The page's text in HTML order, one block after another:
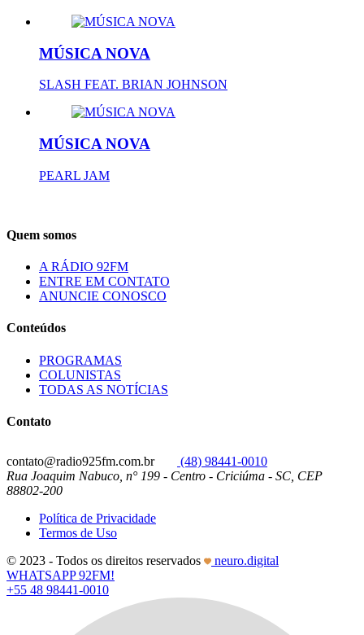
MÚSICA NOVA
SLASH FEAT. BRIAN JOHNSON
MÚSICA NOVA
PEARL JAM
Quem somos
A RÁDIO 92FM
ENTRE EM CONTATO
ANUNCIE CONOSCO
Conteúdos
PROGRAMAS
COLUNISTAS
TODAS AS NOTÍCIAS
Contato
contato@radio925fm.com.br
(48) 98441-0010
Rua Joaquim Nabuco, n° 199 - Centro - Criciúma - SC, CEP
88802-200
Política de Privacidade
Termos de Uso
© 2023 - Todos os direitos reservados
neuro.digital
WHATSAPP 92FM!
+55 48 98441-0010